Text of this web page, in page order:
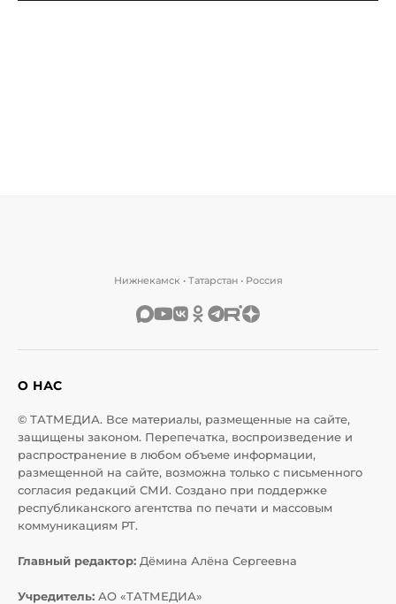
Нижнекамск • Татарстан • Россия
О НАС
© ТАТМЕДИА. Все материалы, размещенные на сайте,
защищены законом. Перепечатка, воспроизведение и
распространение в любом объеме информации,
размещенной на сайте, возможна только с письменного
согласия редакций СМИ. Создано при поддержке
республиканского агентства по печати и массовым
коммуникациям РТ.
Главный редактор: Дёмина Алёна Сергеевна
Учредитель: АО «ТАТМЕДИА»